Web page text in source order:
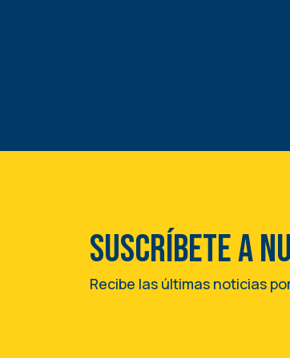
Suscríbete a
Recibe las últimas noticias